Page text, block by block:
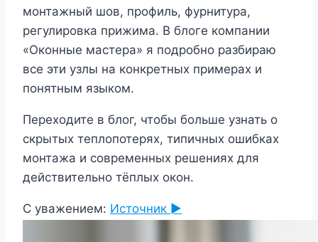
монтажный шов, профиль, фурнитура,
регулировка прижима. В блоге компании
«Оконные мастера» я подробно разбираю
все эти узлы на конкретных примерах и
понятным языком.
Переходите в блог, чтобы больше узнать о
скрытых теплопотерях, типичных ошибках
монтажа и современных решениях для
действительно тёплых окон.
С уважением: Источник ►